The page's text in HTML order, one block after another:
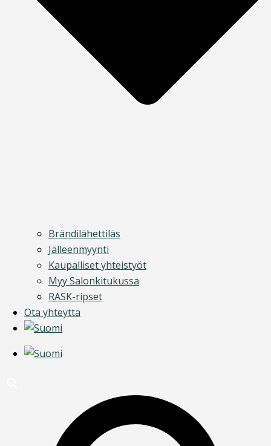
Brändilähettiläs
Jälleenmyynti
Kaupalliset yhteistyöt
Myy Salonkitukussa
RASK-ripset
Ota yhteyttä